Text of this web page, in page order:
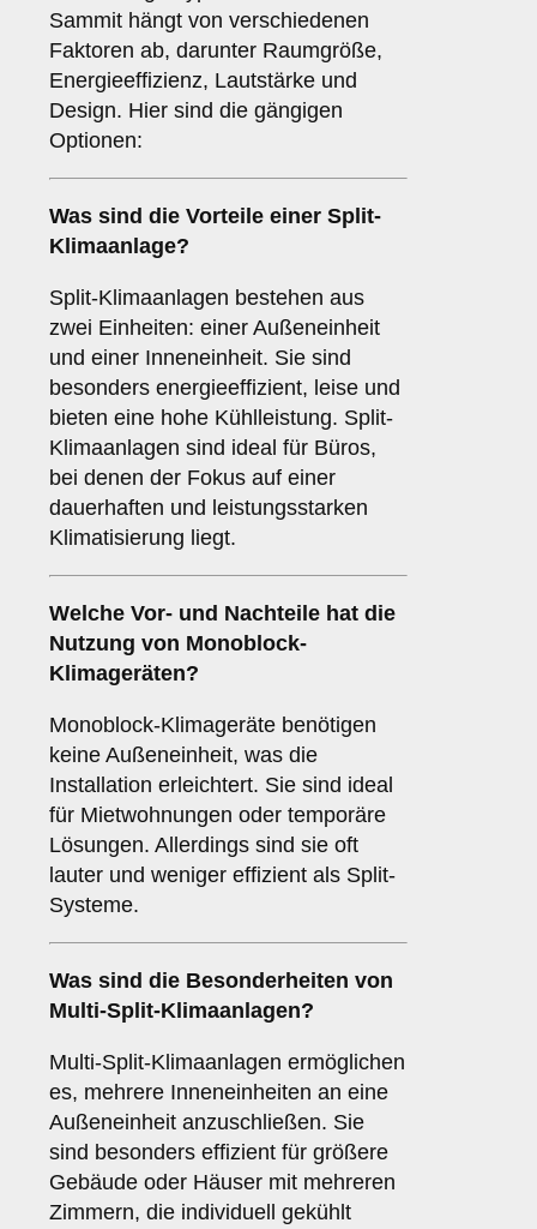
Sammit hängt von verschiedenen
Faktoren ab, darunter Raumgröße,
Energieeffizienz, Lautstärke und
Design. Hier sind die gängigen
Optionen:
Was sind die Vorteile einer Split-
Klimaanlage?
Split-Klimaanlagen bestehen aus
zwei Einheiten: einer Außeneinheit
und einer Inneneinheit. Sie sind
besonders energieeffizient, leise und
bieten eine hohe Kühlleistung. Split-
Klimaanlagen sind ideal für Büros,
bei denen der Fokus auf einer
dauerhaften und leistungsstarken
Klimatisierung liegt.
Welche Vor- und Nachteile hat die
Nutzung von Monoblock-
Klimageräten?
Monoblock-Klimageräte benötigen
keine Außeneinheit, was die
Installation erleichtert. Sie sind ideal
für Mietwohnungen oder temporäre
Lösungen. Allerdings sind sie oft
lauter und weniger effizient als Split-
Systeme.
Was sind die Besonderheiten von
Multi-Split-Klimaanlagen?
Multi-Split-Klimaanlagen ermöglichen
es, mehrere Inneneinheiten an eine
Außeneinheit anzuschließen. Sie
sind besonders effizient für größere
Gebäude oder Häuser mit mehreren
Zimmern, die individuell gekühlt